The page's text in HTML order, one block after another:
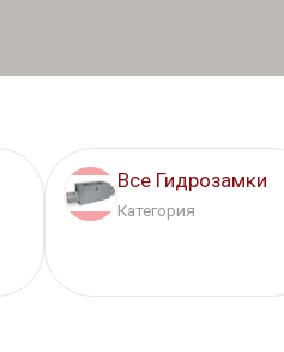
Все Гидрозамки
Категория